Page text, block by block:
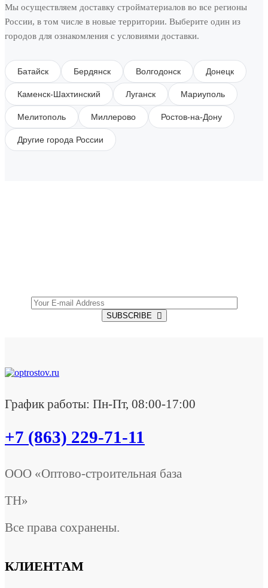
Мы осуществляем доставку стройматериалов во все регионы
России, в том числе в новые территории. Выберите один из
городов для ознакомления с условиями доставки.
Батайск Бердянск Волгодонск Донецк
Каменск-Шахтинский Луганск Мариуполь
Мелитополь Миллерово Ростов-на-Дону
Другие города России
SUBSCRIBE
График работы: Пн-Пт, 08:00-17:00
+7 (863) 229-71-11
ООО «Оптово-строительная база
ТН»
Все права сохранены.
КЛИЕНТАМ